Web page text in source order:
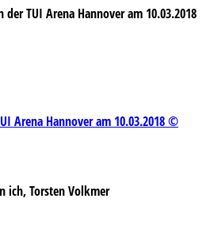
TUI Arena Hannover am 10.03.2018
Arena Hannover am 10.03.2018 ©